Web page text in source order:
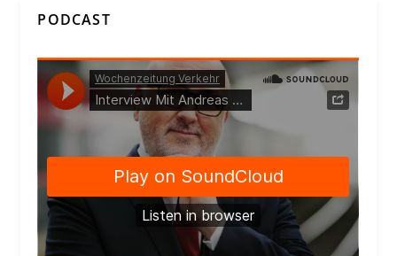
PODCAST